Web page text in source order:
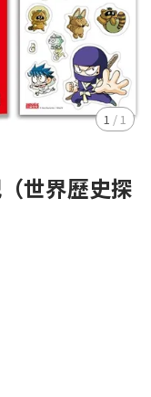
1 /1
世界歷史探